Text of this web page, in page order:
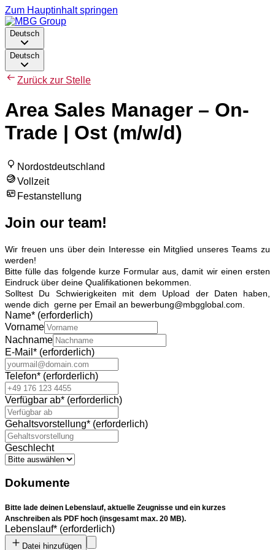
Zum Hauptinhalt springen
Deutsch
Deutsch
Zurück zur Stelle
Area Sales Manager – On-
Trade | Ost (m/w/d)
Nordostdeutschland
Vollzeit
Festanstellung
Join our team!
Wir freuen uns über dein Interesse ein Mitglied unseres Teams zu
werden!
Bitte fülle das folgende kurze Formular aus, damit wir einen ersten
Eindruck über deine Qualifikationen bekommen.
Solltest Du Schwierigkeiten mit dem Upload der Daten haben,
wende dich gerne per Email an bewerbung@mbgglobal.com.
Name* (erforderlich)
Vorname
Nachname
E-Mail * (erforderlich)
Telefon* (erforderlich)
Verfügbar ab* (erforderlich)
Gehaltsvorstellung* (erforderlich)
Geschlecht
Dokumente
Bitte lade deinen Lebenslauf, aktuelle Zeugnisse und ein kurzes
Anschreiben als PDF hoch (insgesamt max. 20 MB).
Lebenslauf* (erforderlich)
Datei hinzufügen